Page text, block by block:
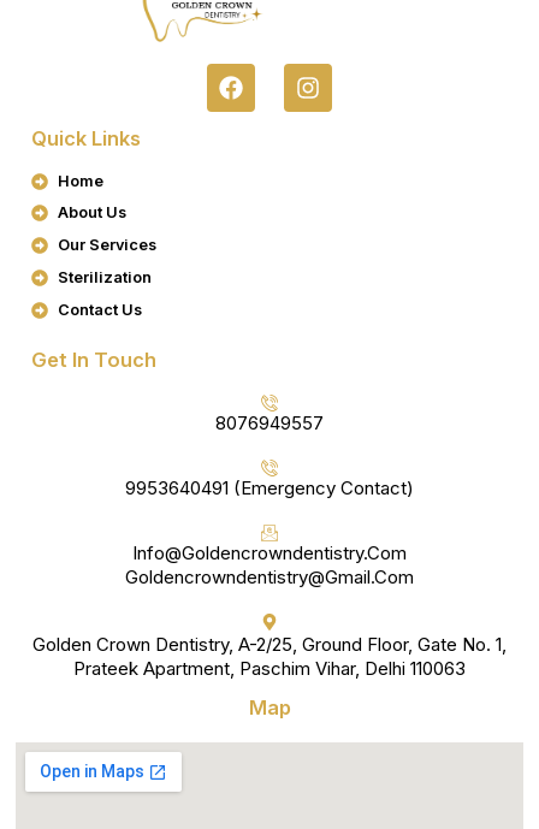
F
A
I
N
Quick Links
Home
About Us
Our Services
Sterilization
Contact Us
Get In Touch
8076949557
9953640491 (Emergency Contact)
Info@goldencrowndentistry.com
Goldencrowndentistry@gmail.com
Golden Crown Dentistry, A-2/25, Ground Floor, Gate No. 1,
Prateek Apartment, Paschim Vihar, Delhi 110063
Map